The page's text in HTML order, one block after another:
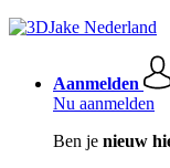
Aanmelden
Nu aanmelden
Ben je nieuw